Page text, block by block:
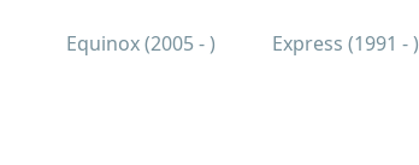
Equinox (2005 - ) Express (1991 - )